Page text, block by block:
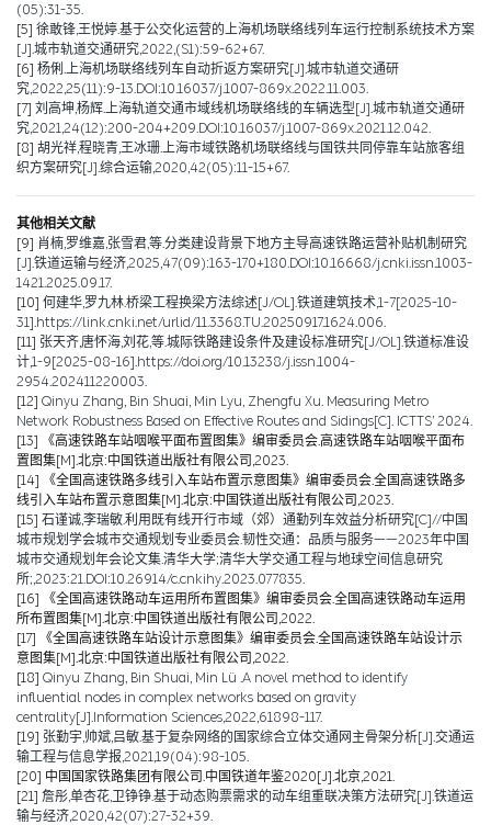
(05):31-35.
[5] 徐敢锋,王悦婷.基于公交化运营的上海机场联络线列车运行控制系统技术方案
[J].城市轨道交通研究,2022,(S1):59-62+67.
[6] 杨俐.上海机场联络线列车自动折返方案研究[J].城市轨道交通研
究,2022,25(11):9-13.DOI:10.16037/j.1007-869x.2022.11.003.
[7] 刘高坤,杨辉.上海轨道交通市域线机场联络线的车辆选型[J].城市轨道交通研
究,2021,24(12):200-204+209.DOI:10.16037/j.1007-869x.2021.12.042.
[8] 胡光祥,程晓青,王冰珊.上海市域铁路机场联络线与国铁共同停靠车站旅客组
织方案研究[J].综合运输,2020,42(05):11-15+67.
其他相关文献
[9] 肖楠,罗维嘉,张雪君,等.分类建设背景下地方主导高速铁路运营补贴机制研究
[J].铁道运输与经济,2025,47(09):163-170+180.DOI:10.16668/j.cnki.issn.1003-
1421.2025.09.17.
[10] 何建华,罗九林.桥梁工程换梁方法综述[J/OL].铁道建筑技术,1-7[2025-10-
31].https://link.cnki.net/urlid/11.3368.TU.20250917.1624.006.
[11] 张天齐,唐怀海,刘花,等.城际铁路建设条件及建设标准研究[J/OL].铁道标准设
计,1-9[2025-08-16].https://doi.org/10.13238/j.issn.1004-
2954.202411220003.
[12] Qinyu Zhang, Bin Shuai, Min Lyu, Zhengfu Xu. Measuring Metro
Network Robustness Based on Effective Routes and Sidings[C]. ICTTS’ 2024.
[13]
《高速铁路车站咽喉平面布置图集》编审委员会.高速铁路车站咽喉平面布
置图集[M].北京:中国铁道出版社有限公司,2023.
[14]
《全国高速铁路多线引入车站布置示意图集》编审委员会.全国高速铁路多
线引入车站布置示意图集[M].北京:中国铁道出版社有限公司,2023.
[15] 石谨诚,李瑞敏.利用既有线开行市域（郊）通勤列车效益分析研究[C]//中国
城市规划学会城市交通规划专业委员会.韧性交通：品质与服务——2023年中国
城市交通规划年会论文集.清华大学;清华大学交通工程与地球空间信息研究
所;,2023:21.DOI:10.26914/c.cnkihy.2023.077835.
[16]
《全国高速铁路动车运用所布置图集》编审委员会.全国高速铁路动车运用
所布置图集[M].北京:中国铁道出版社有限公司,2022.
[17]
《全国高速铁路车站设计示意图集》编审委员会.全国高速铁路车站设计示
意图集[M].北京:中国铁道出版社有限公司,2022.
[18] Qinyu Zhang, Bin Shuai, Min Lü .A novel method to identify
influential nodes in complex networks based on gravity
centrality[J].Information Sciences,2022,61898-117.
[19] 张勤宇,帅斌,吕敏.基于复杂网络的国家综合立体交通网主骨架分析[J].交通运
输工程与信息学报,2021,19(04):98-105.
[20] 中国国家铁路集团有限公司.中国铁道年鉴2020[J].北京,2021.
[21] 詹彤,单杏花,卫铮铮.基于动态购票需求的动车组重联决策方法研究[J].铁道运
输与经济,2020,42(07):27-32+39.